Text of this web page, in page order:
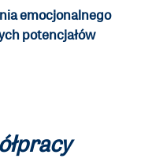
emocjonalnego
potencjałów